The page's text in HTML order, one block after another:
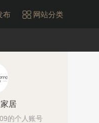
布 网站分类
居
的个人账号